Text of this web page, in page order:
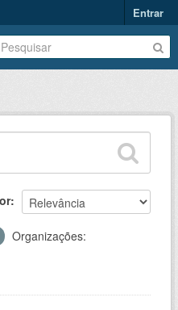
Entrar
Organizações: